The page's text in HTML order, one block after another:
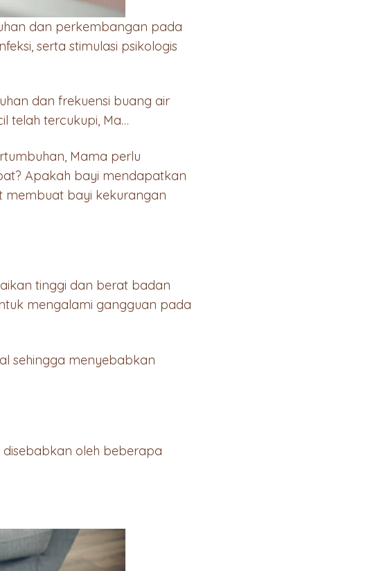
dan perkembangan pada
serta stimulasi psikologis
dan frekuensi buang air
telah tercukupi, Ma…
Mama perlu
Apakah bayi mendapatkan
membuat bayi kekurangan
tinggi dan berat badan
mengalami gangguan pada
sehingga menyebabkan
oleh beberapa